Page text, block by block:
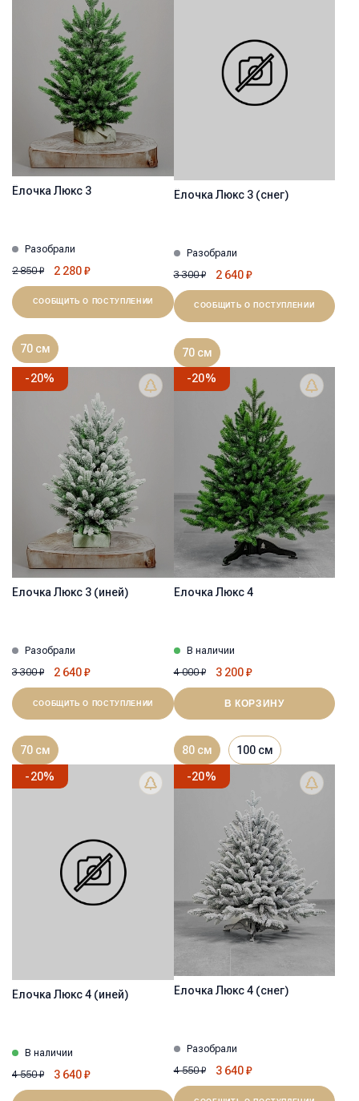
Ёлочка Люкс 3
Разобрали
2 850₽ 2 280₽
СООБЩИТЬ О ПОСТУПЛЕНИИ
70 см
Ёлочка Люкс 3 (снег)
Разобрали
3 300₽ 2 640₽
СООБЩИТЬ О ПОСТУПЛЕНИИ
70 см
-20%
Ёлочка Люкс 3 (иней)
Разобрали
3 300₽ 2 640₽
СООБЩИТЬ О ПОСТУПЛЕНИИ
70 см
-20%
Ёлочка Люкс 4
В наличии
4 000₽ 3 200₽
В КОРЗИНУ
80 см 100 см
-20%
Ёлочка Люкс 4 (иней)
В наличии
4 550₽ 3 640₽
-20%
Ёлочка Люкс 4 (снег)
Разобрали
4 550₽ 3 640₽